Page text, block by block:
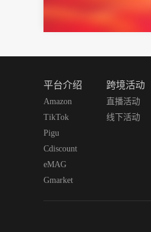
平台介绍
Amazon
TikTok
Pigu
Cdiscount
eMAG
Gmarket
跨境活动
直播活动
线下活动